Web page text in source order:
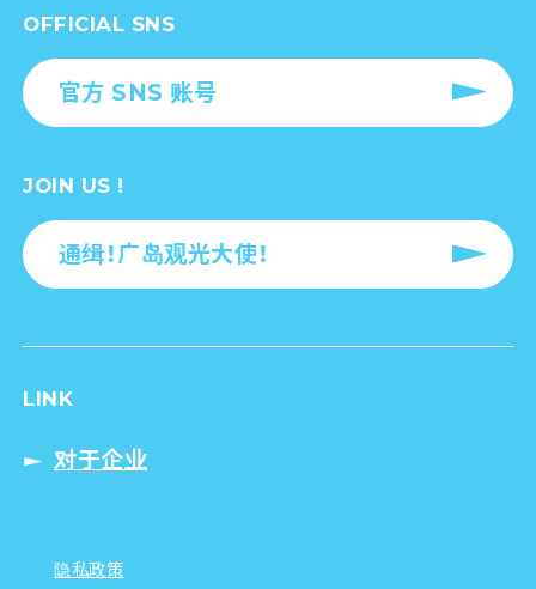
OFFICIAL SNS
官方 SNS 账号
JOIN US !
通缉！广岛观光大使！
LINK
对于企业
隐私政策